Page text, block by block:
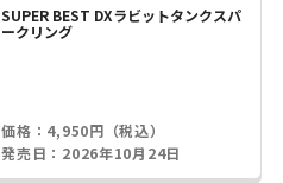
SUPER BEST DXラビットタンクスパ
ークリング
価格：4,950円（税込）
発売日：2026年10月24日